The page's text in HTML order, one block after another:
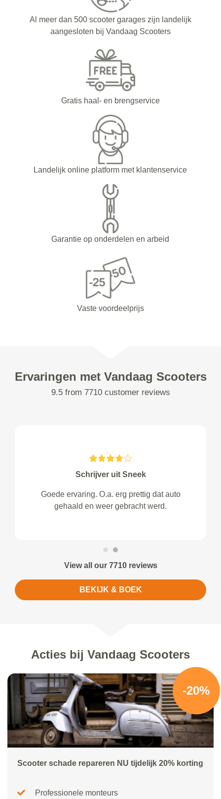
Al meer dan 500 scooter garages zijn landelijk
aangesloten bij Vandaag Scooters
Gratis haal- en brengservice
Landelijk online platform met klantenservice
Garantie op onderdelen en arbeid
Vaste voordeelprijs
Ervaringen met Vandaag Scooters
9.5 from 7710 customer reviews
Schrijver uit Sneek
Goede ervaring. O.a. erg prettig dat auto
gehaald en weer gebracht werd.
View all our 7710 reviews
BEKIJK & BOEK
Acties bij Vandaag Scooters
-20%
Scooter schade repareren NU tijdelijk 20% korting
Professionele monteurs